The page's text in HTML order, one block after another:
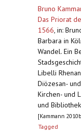
Bruno
Das Priorat
1566, in:
Barbara in
Wandel. Ein
Libelli
Diözesan-
Kirchen- und
und
[Kammann
Tagged